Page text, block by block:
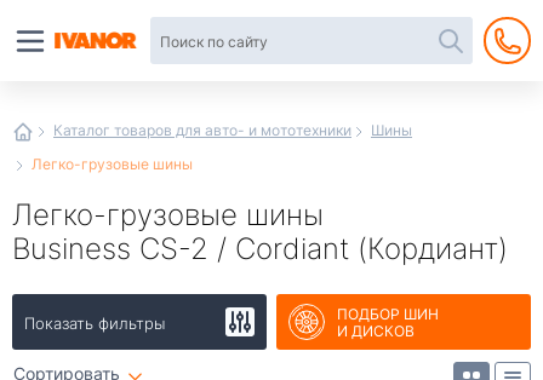
Каталог товаров для авто- и мототехники
Шины
Легко-грузовые шины
Легко-грузовые шины
Business CS-2 / Cordiant (Кордиант)
Показать фильтры
ПОДБОР ШИН
И ДИСКОВ
Сортировать
интернет-